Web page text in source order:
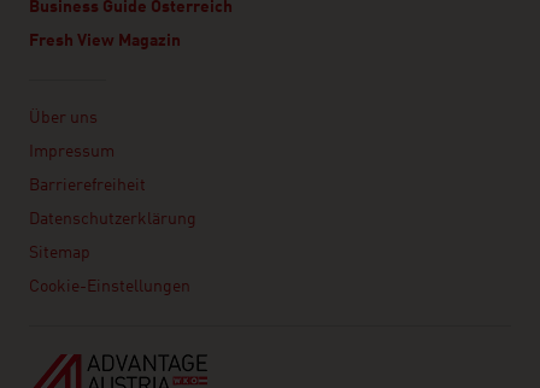
Business Guide Österreich
Fresh View Magazin
Über uns
Impressum
Barrierefreiheit
Datenschutzerklärung
Sitemap
Cookie-Einstellungen